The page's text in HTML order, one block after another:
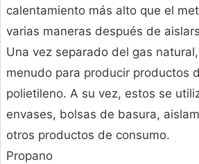
calentamiento más alto que el
varias maneras después de
Una vez separado del gas
menudo para producir productos
polietileno. A su vez, estos se
envases, bolsas de basura,
otros productos de consumo.
Propano